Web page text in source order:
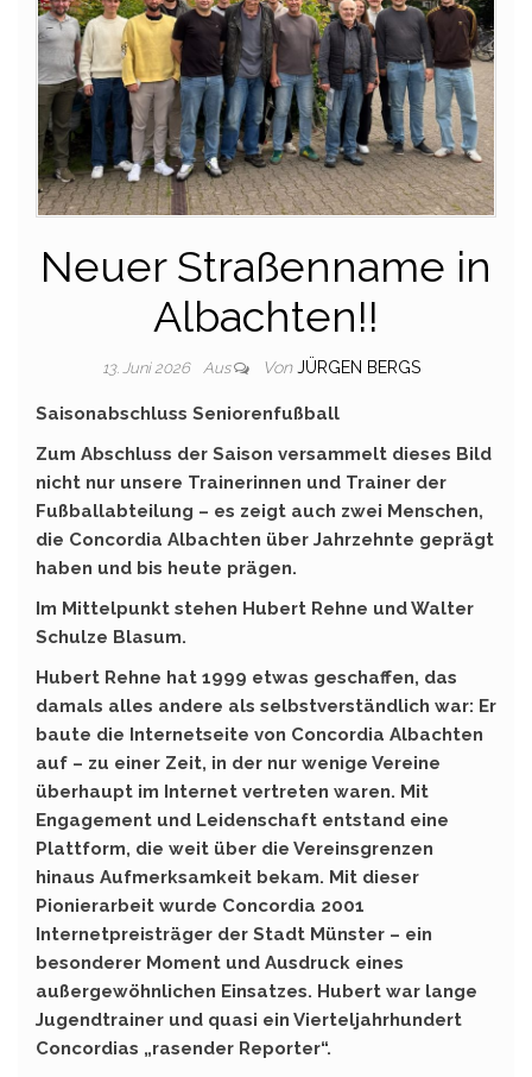
Neuer Straßenname in
Albachten!!
13. Juni 2026 Aus Von JÜRGEN BERGS
Saisonabschluss Seniorenfußball
Zum Abschluss der Saison versammelt dieses Bild
nicht nur unsere Trainerinnen und Trainer der
Fußballabteilung – es zeigt auch zwei Menschen,
die Concordia Albachten über Jahrzehnte geprägt
haben und bis heute prägen.
Im Mittelpunkt stehen Hubert Rehne und Walter
Schulze Blasum.
Hubert Rehne hat 1999 etwas geschaffen, das
damals alles andere als selbstverständlich war: Er
baute die Internetseite von Concordia Albachten
auf – zu einer Zeit, in der nur wenige Vereine
überhaupt im Internet vertreten waren. Mit
Engagement und Leidenschaft entstand eine
Plattform, die weit über die Vereinsgrenzen
hinaus Aufmerksamkeit bekam. Mit dieser
Pionierarbeit wurde Concordia 2001
Internetpreisträger der Stadt Münster – ein
besonderer Moment und Ausdruck eines
außergewöhnlichen Einsatzes. Hubert war lange
Jugendtrainer und quasi ein Vierteljahrhundert
Concordias „rasender Reporter“.